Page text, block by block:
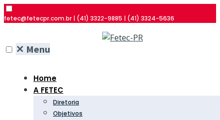
fetec@fetecpr.com.br | (41) 3322-9885 | (41) 3324-5636
✕ Menu
Home
A FETEC
Diretoria
Objetivos